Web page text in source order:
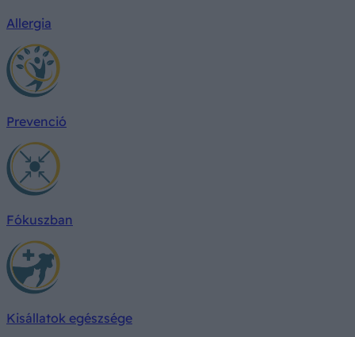
Allergia
Prevenció
Fókuszban
Kisállatok egészsége